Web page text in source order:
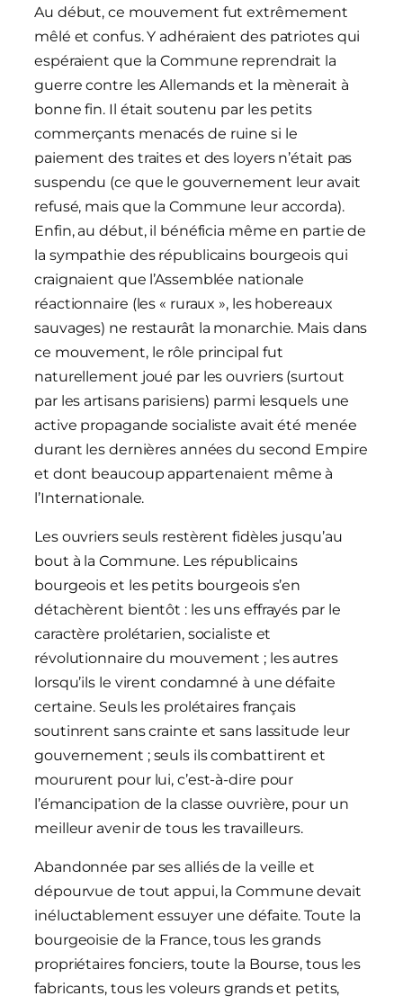
Au début, ce mouvement fut extrêmement
mêlé et confus. Y adhéraient des patriotes qui
espéraient que la Commune reprendrait la
guerre contre les Allemands et la mènerait à
bonne fin. Il était soutenu par les petits
commerçants menacés de ruine si le
paiement des traites et des loyers n’était pas
suspendu (ce que le gouvernement leur avait
refusé, mais que la Commune leur accorda).
Enfin, au début, il bénéficia même en partie de
la sympathie des républicains bourgeois qui
craignaient que l’Assemblée nationale
réactionnaire (les « ruraux », les hobereaux
sauvages) ne restaurât la monarchie. Mais dans
ce mouvement, le rôle principal fut
naturellement joué par les ouvriers (surtout
par les artisans parisiens) parmi lesquels une
active propagande socialiste avait été menée
durant les dernières années du second Empire
et dont beaucoup appartenaient même à
l’Internationale.
Les ouvriers seuls restèrent fidèles jusqu’au
bout à la Commune. Les républicains
bourgeois et les petits bourgeois s’en
détachèrent bientôt : les uns effrayés par le
caractère prolétarien, socialiste et
révolutionnaire du mouvement ; les autres
lorsqu’ils le virent condamné à une défaite
certaine. Seuls les prolétaires français
soutinrent sans crainte et sans lassitude leur
gouvernement ; seuls ils combattirent et
moururent pour lui, c’est-à-dire pour
l’émancipation de la classe ouvrière, pour un
meilleur avenir de tous les travailleurs.
Abandonnée par ses alliés de la veille et
dépourvue de tout appui, la Commune devait
inéluctablement essuyer une défaite. Toute la
bourgeoisie de la France, tous les grands
propriétaires fonciers, toute la Bourse, tous les
fabricants, tous les voleurs grands et petits,